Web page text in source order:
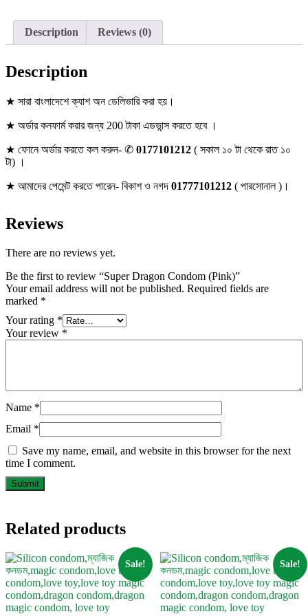
Description Reviews (0)
Description
★ সারা বাংলাদেশে ক্যাশ অন ডেলিভারি করা হয়।
★ অর্ডার কনফার্ম করার জন্য 200 টাকা এডভান্স করতে হবে ।
★ ফোনে অর্ডার করতে কল করুন- ✆ 0177101212 ( সকাল ১০ টা থেকে রাত ১০
টা) ।
★ আমাদের পেমেন্ট করতে পারেন- বিকাশ ও নগদ 01777101212 ( পারসোনাল )।
Reviews
There are no reviews yet.
Be the first to review “Super Dragon Condom (Pink)”
Your email address will not be published. Required fields are
marked *
Your rating *
Your review *
Name *
Email *
Save my name, email, and website in this browser for the next
time I comment.
Related products
Sale! Sale!